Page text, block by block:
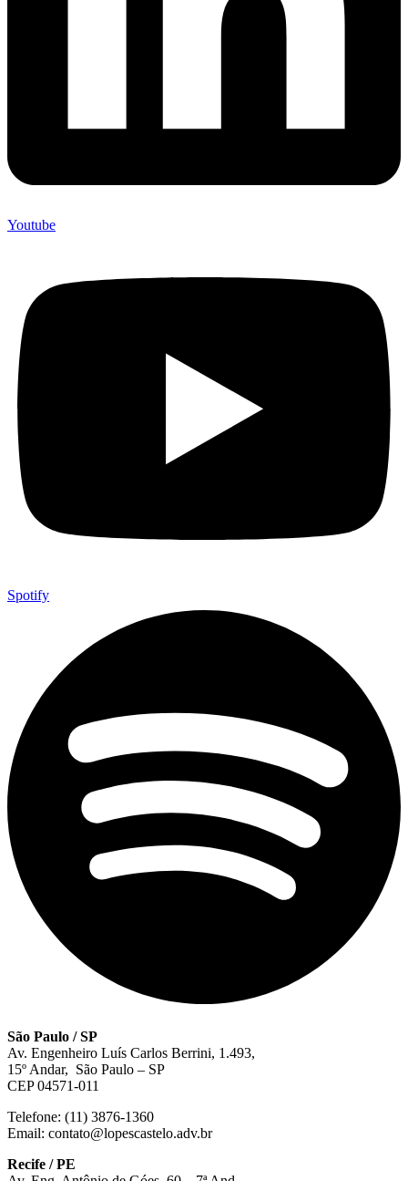
Youtube
Spotify
São Paulo / SP
Av. Engenheiro Luís Carlos Berrini, 1.493,
15º Andar, São Paulo – SP
CEP 04571-011
Telefone: (11) 3876-1360
Email: contato@lopescastelo.adv.br
Recife / PE